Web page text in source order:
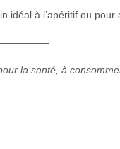
idéal à l’apéritif ou
la santé, à